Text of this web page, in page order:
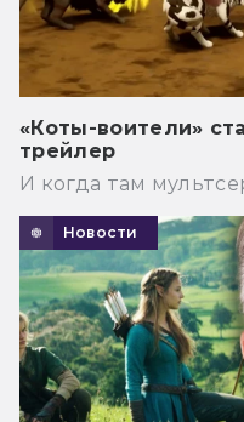
«Коты-воители»
трейлер
И когда там
Новости